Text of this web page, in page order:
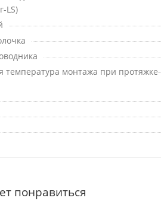
LS)
температура монтажа при протяжке
понравиться